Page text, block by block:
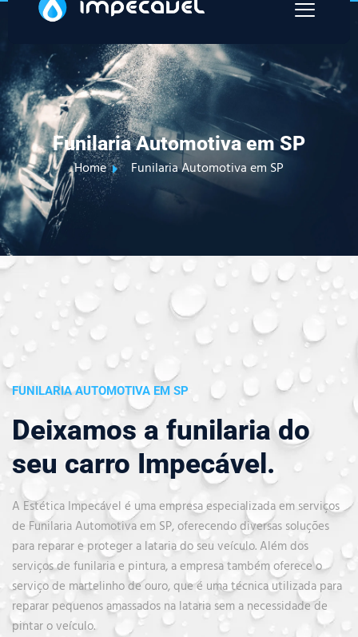
Funilaria Automotiva em SP
Home Funilaria Automotiva em SP
FUNILARIA AUTOMOTIVA EM SP
Deixamos a funilaria do
seu carro Impecável.
A Estética Impecável é uma empresa especializada em serviços
de Funilaria Automotiva em SP, oferecendo diversas soluções
para reparar e proteger a lataria do seu veículo. Além dos
serviços de funilaria e pintura, a empresa também oferece o
serviço de martelinho de ouro, que é uma técnica utilizada para
reparar pequenos amassados na lataria sem a necessidade de
pintar o veículo.